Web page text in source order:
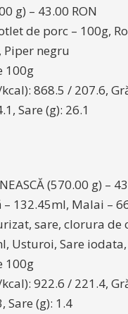
g) – 43.00 RON
de porc – 100g,
Piper negru
100g
868.5 / 207.6,
Sare (g): 26.1
(570.00 g) –
132.45ml, Malai –
sare, clorura
Usturoi, Sare
100g
922.6 / 221.4,
Sare (g): 1.4